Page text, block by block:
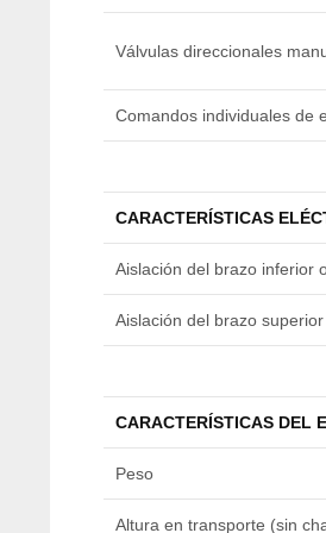
Válvulas direccionales
Comandos individuales de
CARACTERÍSTICAS
Aislación del brazo inferior
Aislación del brazo
CARACTERÍSTICAS DEL
Peso
Altura en transporte (sin